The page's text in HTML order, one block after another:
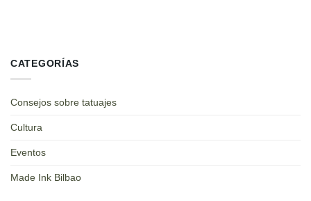
CATEGORÍAS
Consejos sobre tatuajes
Cultura
Eventos
Made Ink Bilbao